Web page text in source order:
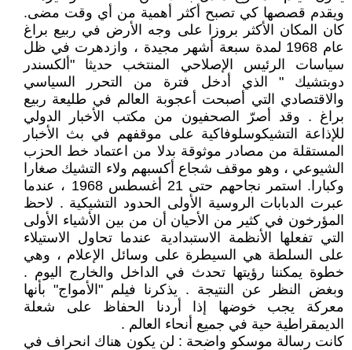
ويقدم قصصها كي تصبح أكثر أهمية من أي وقت مضى.
كان المكان الأكثر بروزا على وجه الأرض في ربيع براغ
عام 1968 لمدة سبعة أشهر مجيدة ، وازدهرت في ظل
سياسات الرئيس الإصلاحي المنتخب حديثا "ألكسندر
دوبتشيك " الذي أدخل فترة من التحرر السياسي
والاقتصادي التي أصبحت أعجوبة العالم ‏في طليعة ربيع
براغ . وقد أصرّ الصحفيون من مكتب الأخبار الدولي
للإذاعة التشيكوسلوفاكية على موقفهم في بث الأخبار
المستقلة من مصادر موثوقة بدلا من اعتماد خط الحزب
الشيوعي ، وهو موقف شجاع أكسبهم ولاء التشيك صغارا
وكبارا. استمر نجاحهم حتى 21 أغسطس 1968 ، عندما
عبرت الدبابات الروسية الأولى الحدود التشيكية . لاحظ
المؤرخون في كثير من الأحيان أن من بين الأشياء الأولى
التي تفعلها الأنظمة الاستبدادية عندما تحاول الاستيلاء
على السلطة هي السيطرة على وسائل الإعلام ، وهي
خطوة يمكننا رؤيتها تحدث في الداخل والخارج اليوم .
وبغض النظر عن النتيجة . يذكرنا فيلم "الأمواج" بأنها
معركة يجب خوضها إذا أردنا الحفاظ على شعلة
الديمقراطية حية في جميع أنحاء العالم .
كانت رسالة موسكو واضحة : لن يكون هناك انحراف في